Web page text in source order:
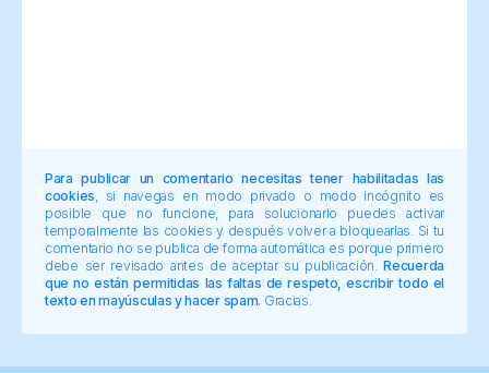
Para publicar un comentario necesitas tener habilitadas las
cookies , si navegas en modo privado o modo incógnito es
posible que no funcione, para solucionarlo puedes activar
temporalmente las cookies y después volver a bloquearlas. Si tu
comentario no se publica de forma automática es porque primero
debe ser revisado antes de aceptar su publicación.Recuerda
que no están permitidas las faltas de respeto, escribir todo el
texto en mayúsculas y hacer spam. Gracias.